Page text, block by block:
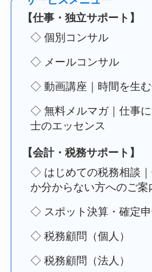
【仕事・独立サポート】
◇ 個別コンサル
◇ メールコンサル
◇ 動画講座｜時間を生
◇ 無料メルマガ｜仕事
士のエッセンス
【会計・税務サポート】
◇ はじめての税務相談｜
か分からない方へのご案
◇ スポット決算・確定
◇ 税務顧問（個人）
◇ 税務顧問（法人）